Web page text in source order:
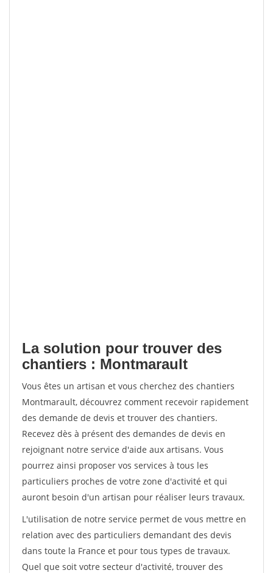
La solution pour trouver des
chantiers : Montmarault
Vous êtes un artisan et vous cherchez des chantiers
Montmarault, découvrez comment recevoir rapidement
des demande de devis et trouver des chantiers.
Recevez dès à présent des demandes de devis en
rejoignant notre service d'aide aux artisans. Vous
pourrez ainsi proposer vos services à tous les
particuliers proches de votre zone d'activité et qui
auront besoin d'un artisan pour réaliser leurs travaux.
L'utilisation de notre service permet de vous mettre en
relation avec des particuliers demandant des devis
dans toute la France et pour tous types de travaux.
Quel que soit votre secteur d'activité, trouver des